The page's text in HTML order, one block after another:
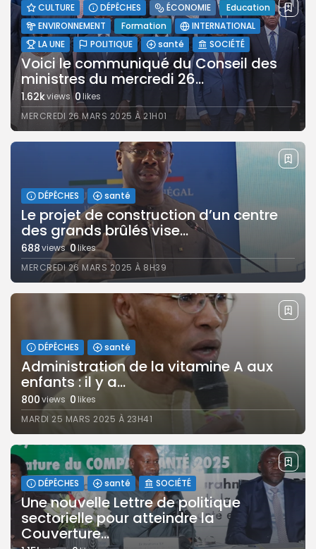
CULTURE DÉPÊCHES ÉCONOMIE
Education
ENVIRONNEMENT
Formation
INTERNATIONAL
LA UNE
POLITIQUE santé SOCIÉTÉ
Voici le communiqué du Conseil des
ministres du mercredi 26...
1.62kviews 0likes
MERCREDI 26 MARS 2025 À 21H01
DÉPÊCHES santé
Le projet de construction d’un centre
des grands brûlés vise...
688views 0likes
MERCREDI 26 MARS 2025 À 8H39
DÉPÊCHES santé
Administration de la vitamine A aux
enfants : il y a...
800views 0 likes
MARDI 25 MARS 2025 À 23H41
DÉPÊCHES santé SOCIÉTÉ
Une nouvelle Lettre de politique
sectorielle pour atteindre la
Couverture...